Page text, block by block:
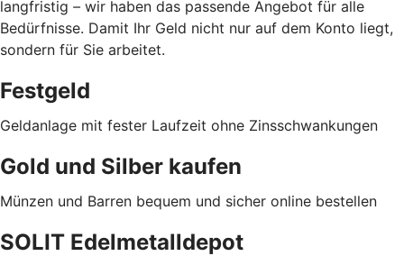
langfristig – wir haben das passende Angebot für alle
Bedürfnisse. Damit Ihr Geld nicht nur auf dem Konto liegt,
sondern für Sie arbeitet.
Festgeld
Geldanlage mit fester Laufzeit ohne Zinsschwankungen
Gold und Silber kaufen
Münzen und Barren bequem und sicher online bestellen
SOLIT Edelmetalldepot